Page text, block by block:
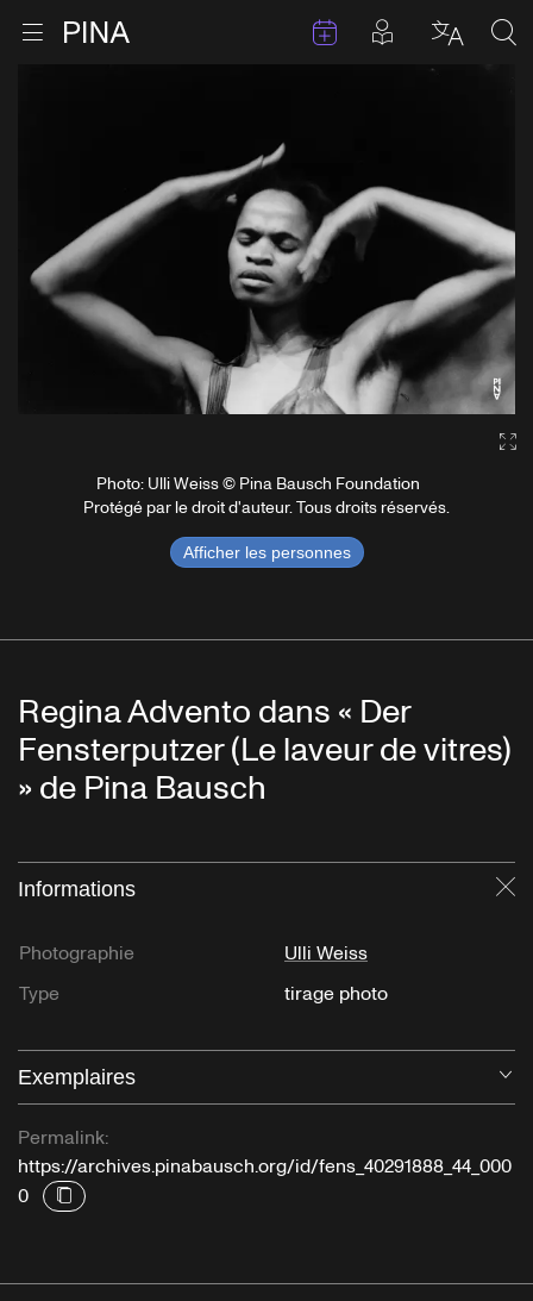
Ouvrir le menu Retour à la page d'accueil Évenements
Articles en
Photo: Ulli Weiss © Pina Bausch Foundation
Protégé par le droit d'auteur. Tous droits réservés.
Afficher les personnes
Regina Advento dans « Der
Fensterputzer (Le laveur de vitres)
» de Pina Bausch
Informations
Photographie
Ulli Weiss
Type
tirage photo
Exemplaires
Permalink:
https://archives.pinabausch.org/id/fens_40291888_44_000
0